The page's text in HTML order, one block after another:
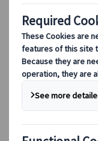
Saisonale
Highlights
Kulturelle
Entdecke
Häufig gestellte
Wichtige
Etikette in
Autofahren
Bei uns
Japan Rail
Unterkunft
Online-Beratung